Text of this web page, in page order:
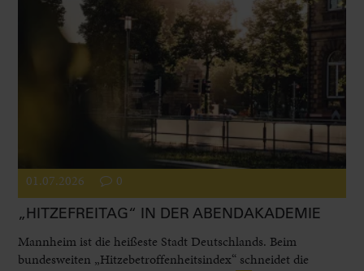
01.07.2026 0
„HITZEFREITAG“ IN DER ABENDAKADEMIE
Mannheim ist die heißeste Stadt Deutschlands. Beim
bundesweiten „Hitzebetroffenheitsindex“ schneidet die